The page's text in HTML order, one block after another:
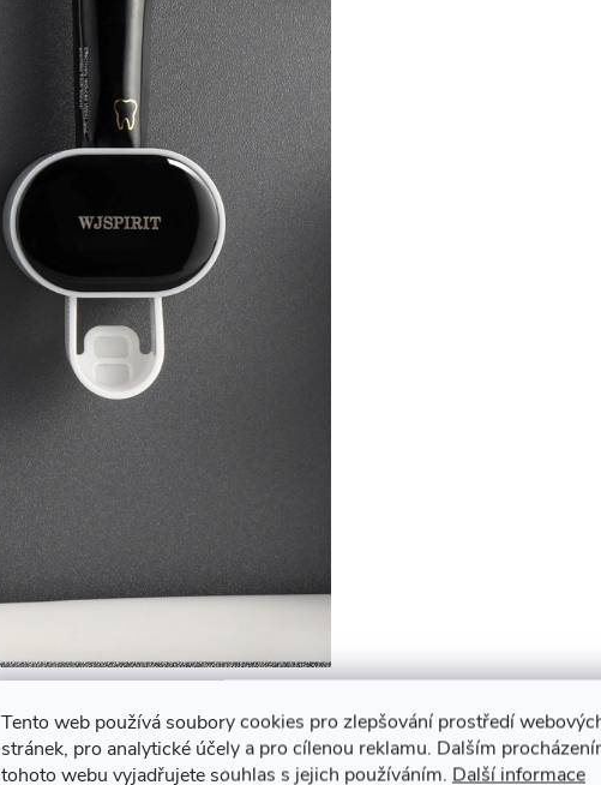
Tento web používá soubory cookies pro zlepšování prostředí
stránek, pro analytické účely a pro cílenou reklamu. Dalším
tohoto webu vyjadřujete souhlas s jejich používáním. Další informace